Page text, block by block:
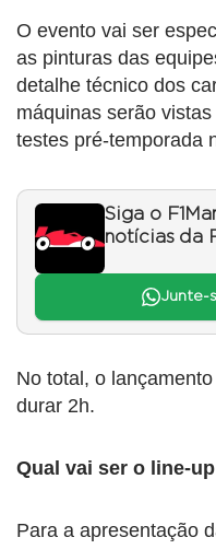
O evento vai ser
as pinturas das
detalhe técnico dos
máquinas serão
testes pré-temporada
Siga o
notícias da
Junte-
No total, o
durar 2h.
Qual vai ser o line-
Para a apresentação